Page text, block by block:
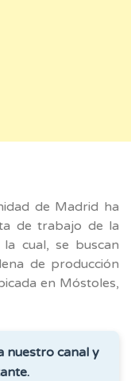
de Madrid ha
de trabajo de la
cual, se buscan
de producción
en Móstoles,
nuestro canal y